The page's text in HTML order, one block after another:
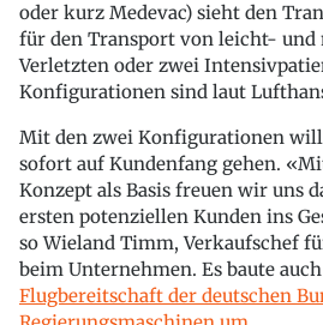
oder kurz Medevac) sieht den
für den Transport von leicht-
Verletzten oder zwei
Konfigurationen sind laut
Mit den zwei Konfigurationen
sofort auf Kundenfang gehen.
Konzept als Basis freuen wir uns
ersten potenziellen Kunden ins
so Wieland Timm, Verkaufschef
beim Unternehmen. Es baute
Flugbereitschaft der deutschen